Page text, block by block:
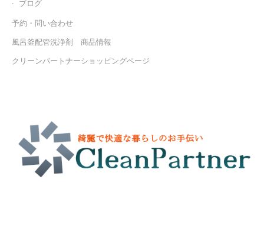
ブログ
予約・問い合わせ
風呂釜配管洗浄剤 商品情報
クリーンパートナーショッピングページ